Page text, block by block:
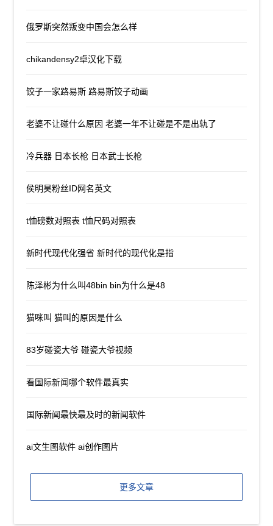
俄罗斯突然叛变中国会怎么样
chikandensy2卓汉化下载
饺子一家路易斯 路易斯饺子动画
老婆不让碰什么原因 老婆一年不让碰是不是出轨了
冷兵器 日本长枪 日本武士长枪
侯明昊粉丝ID网名英文
t恤磅数对照表 t恤尺码对照表
新时代现代化强省 新时代的现代化是指
陈泽彬为什么叫48bin bin为什么是48
猫咪叫 猫叫的原因是什么
83岁碰瓷大爷 碰瓷大爷视频
看国际新闻哪个软件最真实
国际新闻最快最及时的新闻软件
ai文生图软件 ai创作图片
更多文章